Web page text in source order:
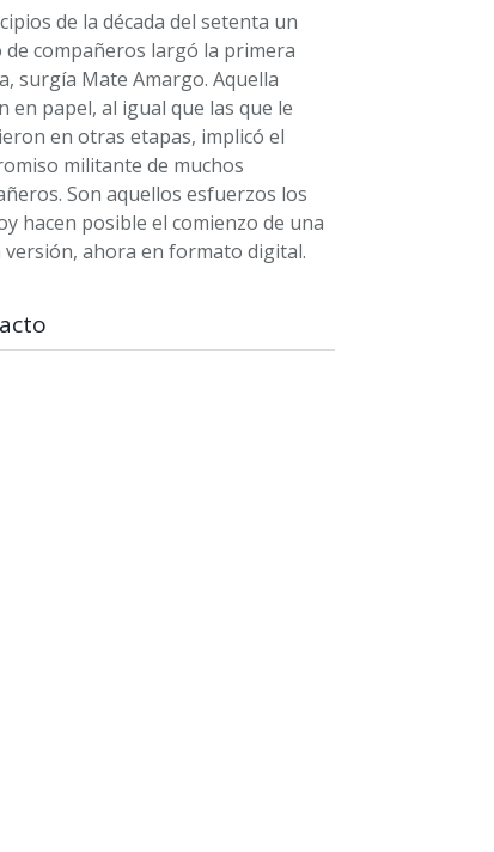
de la década del setenta un
compañeros largó la primera
surgía Mate Amargo. Aquella
en papel, al igual que las que le
en otras etapas, implicó el
militante de muchos
Son aquellos esfuerzos los
hacen posible el comienzo de una
versión, ahora en formato digital.